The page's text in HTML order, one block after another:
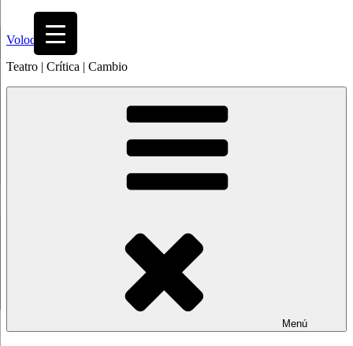
contenido
Volodia
Teatro | Crítica | Cambio
Menú